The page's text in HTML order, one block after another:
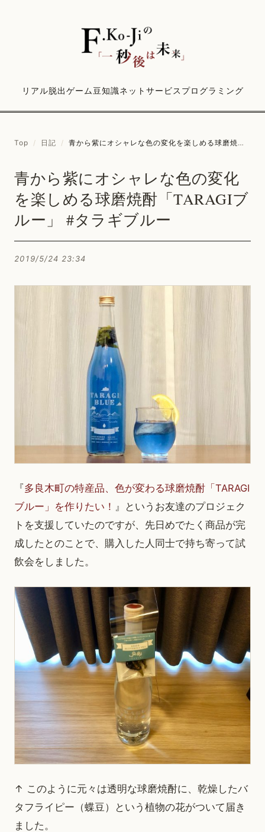
リアル脱出ゲーム豆知識ネットサービス プログラミング
Top / 日記 / 青から紫にオシャレな色の変化を楽しめる球磨焼酎「TARAGIブルー」 #タラギブルー
青から紫にオシャレな色の変化
を楽しめる球磨焼酎「TARAGIブ
ルー」 #タラギブルー
2019/5/24 23:34
『多良木町の特産品、色が変わる球磨焼酎「TARAGI
ブルー」を作りたい！ 』というお友達のプロジェク
トを支援していたのですが、先日めでたく商品が完
成したとのことで、購入した人同士で持ち寄って試
飲会をしました。
↑ このように元々は透明な球磨焼酎に、乾燥したバ
タフライピー（蝶豆）という植物の花がついて届き
ました。